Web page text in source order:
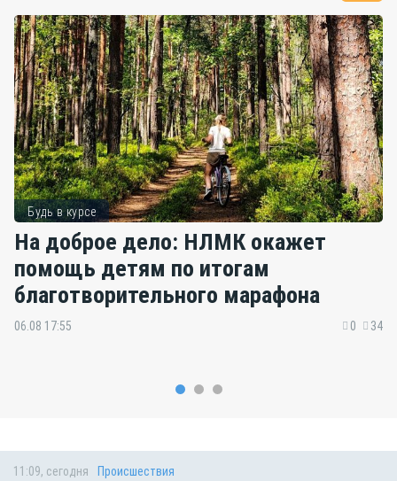
Будь в курсе
На доброе дело: НЛМК окажет
помощь детям по итогам
благотворительного марафона
06.08 17:55 0 34
11:09, сегодня Происшествия